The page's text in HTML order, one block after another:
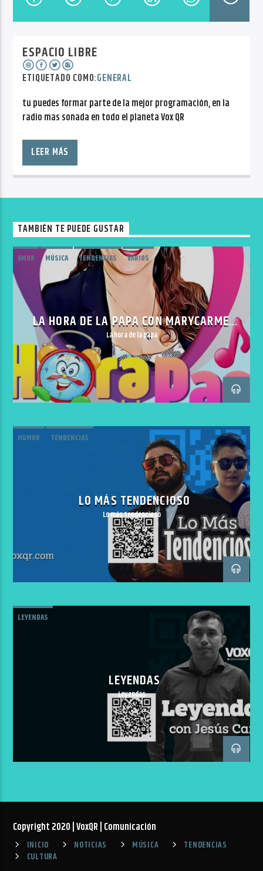
ESPACIO LIBRE
ETIQUETADO COMO:GENERAL
tu puedes formar parte de la mejor programación, en la
radio mas sonada en todo el planeta Vox QR
LEER MÁS
TAMBIÉN TE PUEDE GUSTAR
AMOR MÚSICA TENDENCIAS VARIOS
LA HORA DE LA PAPA CON MARYCARMEN
PORTILLO
La hora de la papa
HUMOR TENDENCIAS
LO MÁS TENDENCIOSO
Lo más tendencioso
LEYENDAS
LEYENDAS
Leyendas
Copyright 2020 | VoxQR | Comunicación
INICIO NOTICIAS MÚSICA
TENDENCIAS
CULTURA